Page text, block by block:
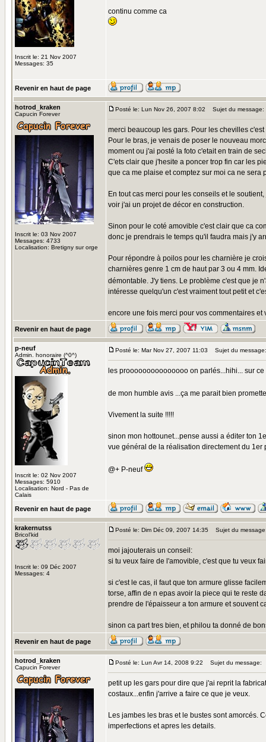
Inscrit le: 21 Nov 2007
Messages: 35
continu comme ca
Revenir en haut de page
hotrod_kraken
Capucin Forever
Inscrit le: 03 Nov 2007
Messages: 4733
Localisation: Bretigny sur orge
Posté le: Lun Nov 26, 2007 8:02 Sujet du message:
merci beaucoup les gars. Pour les chevilles
Pour le bras, je venais de poser le nouveau
moment ou j'ai posté la foto c'etait en train de
C'ets clair que j'hesite a poncer trop fin car les
que ca me plaise et comptez sur moi ca ne sera
En tout cas merci pour les conseils et le
voir j'ai un projet de décor en construction.
Sinon pour le coté amovible c'est clair que ca
donc je prendrais le temps qu'il faudra mais j'y
Pour répondre à poilos pour les charnière je
charnières genre 1 cm de haut par 3 ou 4 mm.
démontable. J'y tiens. Le problème c'est que je
intéresse quelqu'un c'est vraiment tout petit et
encore une fois merci pour vos commentaires et
Revenir en haut de page
p-neuf
Admin. honoraire (^0^)
Inscrit le: 02 Nov 2007
Messages: 5910
Localisation: Nord - Pas de
Calais
Posté le: Mar Nov 27, 2007 11:03 Sujet du message:
les prooooooooooooooo on parlés...hihi... sur
de mon humble avis ...ça me parait bien
Vivement la suite !!!!!
sinon mon hottounet...pense aussi a éditer ton
vue général de la réalisation directement du 1er
@+ P-neuf
Revenir en haut de page
krakernutss
Bricol'kid
Inscrit le: 09 Déc 2007
Messages: 4
Posté le: Dim Déc 09, 2007 14:35 Sujet du
moi jajouterais un conseil:
si tu veux faire de l'amovible, c'est que tu veux
si c'est le cas, il faut que ton armure glisse
torse, affin de n epas avoir la piece qui te reste
prendre de l'épaisseur a ton armure et souvent
sinon ca part tres bien, et philou ta donné de
Revenir en haut de page
hotrod_kraken
Capucin Forever
Posté le: Lun Avr 14, 2008 9:22 Sujet du message:
petit up les gars pour dire que j'ai reprit la
costaux...enfin j'arrive a faire ce que je veux.
Les jambes les bras et le bustes sont amorcés.
imperfections et apres les details.